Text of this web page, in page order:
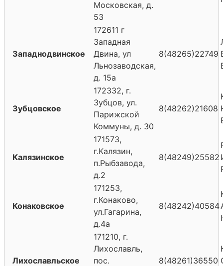
Московская, д.
53
Западнодвинское
172611 г
Западная
Двина, ул
Льнозаводская,
д. 15а
8(48265)22749
Зубцовское
172332, г.
Зубцов, ул.
Парижской
Коммуны, д. 30
8(48262)21608
Калязинское
171573,
г.Калязин,
п.Рыбзавода,
д.2
8(48249)25582
Конаковское
171253,
г.Конаково,
ул.Гагарина,
д.4а
8(48242)40584
Лихославльское
171210, г.
Лихославль,
пос.
8(48261)36550